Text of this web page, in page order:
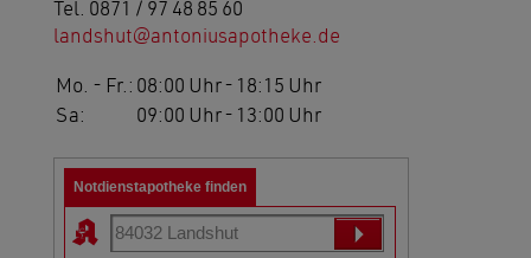
Tel. 0871 / 97 48 85 60
landshut
antoniusapotheke.de
Mo. - Fr.: 08:00 Uhr- 18:15 Uhr
Sa:
09:00 Uhr- 13:00 Uhr
Notdienstapotheke finden